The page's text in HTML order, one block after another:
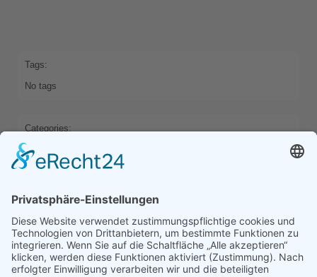
Tags:
No tags
Categories:
HOME
Previous
Comments are closed